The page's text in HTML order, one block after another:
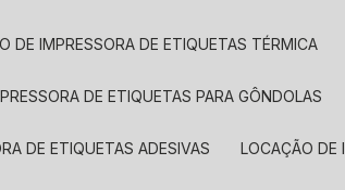
DE IMPRESSORA DE ETIQUETAS TÉRMICA
DE ETIQUETAS PARA GÔNDOLAS
DE ETIQUETAS ADESIVAS LOCAÇÃO